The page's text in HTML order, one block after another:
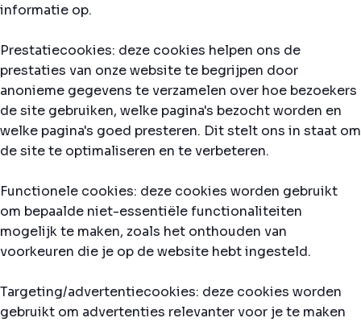
informatie op.
Prestatiecookies: deze cookies helpen ons de
prestaties van onze website te begrijpen door
anonieme gegevens te verzamelen over hoe bezoekers
de site gebruiken, welke pagina's bezocht worden en
welke pagina's goed presteren. Dit stelt ons in staat om
de site te optimaliseren en te verbeteren.
Functionele cookies: deze cookies worden gebruikt
om bepaalde niet-essentiële functionaliteiten
mogelijk te maken, zoals het onthouden van
voorkeuren die je op de website hebt ingesteld.
Targeting/advertentiecookies: deze cookies worden
gebruikt om advertenties relevanter voor je te maken